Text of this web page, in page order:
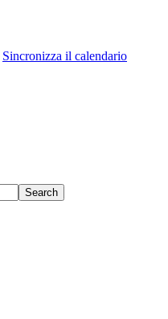
Sincronizza il calendario